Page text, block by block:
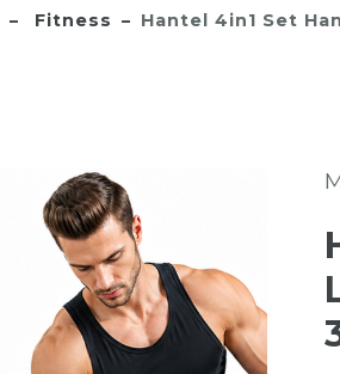
Fitness Hantel 4in1 Set